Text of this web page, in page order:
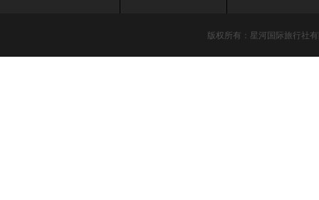
版权所有：星河国际旅行社